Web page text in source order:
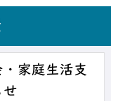
家庭生活支
せ